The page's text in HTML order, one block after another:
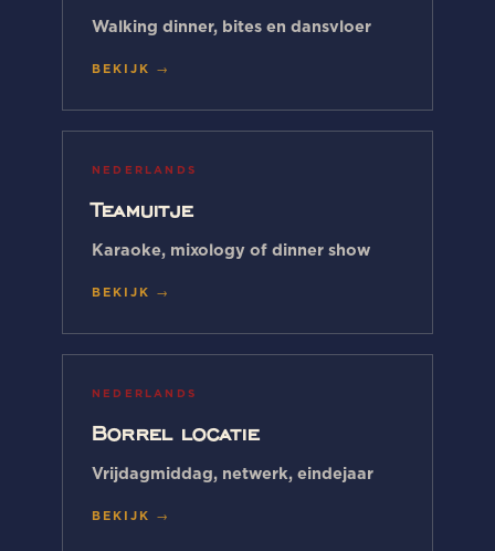
Walking dinner, bites en dansvloer
BEKIJK →
NEDERLANDS
Teamuitje
Karaoke, mixology of dinner show
BEKIJK →
NEDERLANDS
Borrel locatie
Vrijdagmiddag, netwerk, eindejaar
BEKIJK →